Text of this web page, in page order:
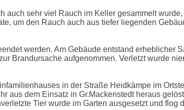
auch sehr viel Rauch im Keller gesammelt
um den Rauch auch aus tiefer liegenden
werden. Am Gebäude entstand erheblicher
Brandursache aufgenommen. Verletzt wurde
in der Straße Heidkämpe im
aus dem Einsatz in Gr.Mackenstedt heraus
Tier wurde im Garten ausgesetzt und flog